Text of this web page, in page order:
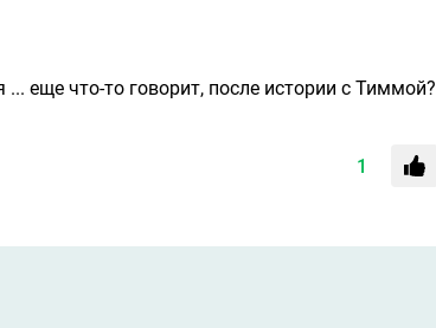
еще что-то говорит, после истории с Тиммой?
1